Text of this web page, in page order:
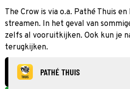
The Crow is via o.a. Pathé Thuis
streamen. In het geval van
zelfs al vooruitkijken. Ook kun je
terugkijken.
PATHÉ THUIS